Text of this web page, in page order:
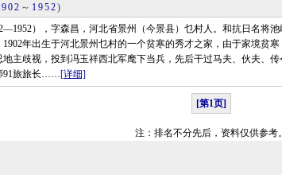
～ 1952)
），字森昌，河北省景州（今景县）乜村人。和抗日名将池
年出生于河北景州乜村的一个贫寒的秀才之家，由于家境贫
主歧视，投到冯玉祥西北军麾下当兵，先后干过马夫、伙夫、
91旅旅长……[详细]
[第1页]
注：排名不分先后，资料仅供参考。